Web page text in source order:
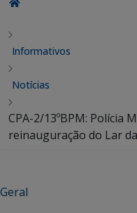
Informativos
Notícias
CPA-2/13ºBPM: Polícia
reinauguração do Lar
Geral